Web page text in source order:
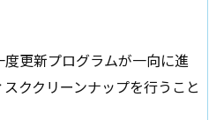
更新プログラムが一向に進
ククリーンナップを行うこと